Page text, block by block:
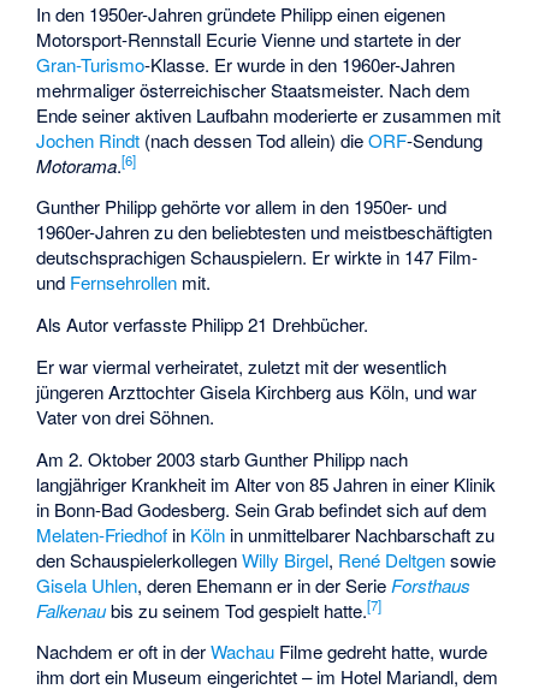
In den 1950er-Jahren gründete Philipp einen eigenen
Motorsport-Rennstall Ecurie Vienne und startete in der
Gran-Turismo-Klasse. Er wurde in den 1960er-Jahren
mehrmaliger österreichischer Staatsmeister. Nach dem
Ende seiner aktiven Laufbahn moderierte er zusammen mit
Jochen Rindt (nach dessen Tod allein) dieORF-Sendung
Motorama.[6]
Gunther Philipp gehörte vor allem in den 1950er- und
1960er-Jahren zu den beliebtesten und meistbeschäftigten
deutschsprachigen Schauspielern. Er wirkte in 147 Film-
und Fernsehrollen mit.
Als Autor verfasste Philipp 21 Drehbücher.
Er war viermal verheiratet, zuletzt mit der wesentlich
jüngeren Arzttochter Gisela Kirchberg aus Köln, und war
Vater von drei Söhnen.
Am 2. Oktober 2003 starb Gunther Philipp nach
langjähriger Krankheit im Alter von 85 Jahren in einer Klinik
in Bonn-Bad Godesberg. Sein Grab befindet sich auf dem
Melaten-Friedhof in Köln in unmittelbarer Nachbarschaft zu
den SchauspielerkollegenWilly Birgel, René Deltgensowie
Gisela Uhlen, deren Ehemann er in der Serie Forsthaus
Falkenaubis zu seinem Tod gespielt hatte.[7]
Nachdem er oft in derWachau Filme gedreht hatte, wurde
ihm dort ein Museum eingerichtet – im Hotel Mariandl, dem